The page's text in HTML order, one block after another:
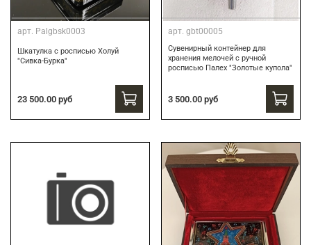
арт. Palgbsk0003
Шкатулка с росписью Холуй
"Сивка-Бурка"
23 500.00 руб
арт. gbt00005
Сувенирный контейнер для
хранения мелочей с ручной
росписью Палех "Золотые купола"
3 500.00 руб